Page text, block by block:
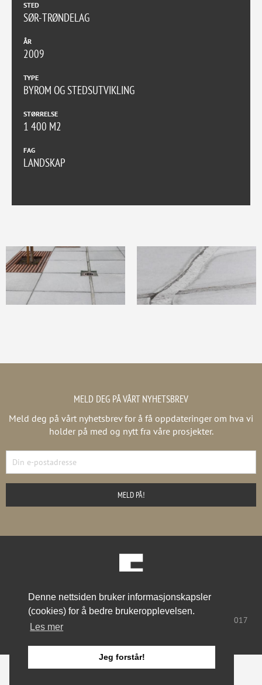
Denne nettsiden bruker informasjonskapsler
(cookies) for å bedre brukeropplevelsen.
Les mer
Jeg forstår!
STED
SØR-TRØNDELAG
ÅR
2009
TYPE
BYROM OG STEDSUTVIKLING
STØRRELSE
1 400 M2
FAG
LANDSKAP
MELD DEG PÅ VÅRT NYHETSBREV
Meld deg på vårt nyhetsbrev for å få oppdateringer om hva vi
holder på med og nytt fra våre prosjekter.
Prosjekter Aktuelt Om oss
Kontakt
| 55 21 44 00 | Halfdan Kjerulfs gate 4, 5017
Personvernerklæring | Arkitektgruppen CUBUS AS © 2019 | Nettsted